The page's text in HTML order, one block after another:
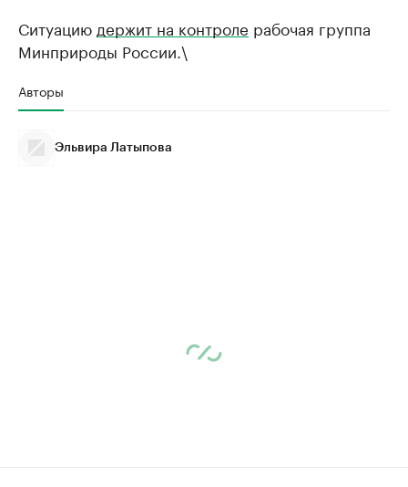
Ситуацию держит на контроле рабочая группа
Минприроды России.\
Авторы
Эльвира Латыпова